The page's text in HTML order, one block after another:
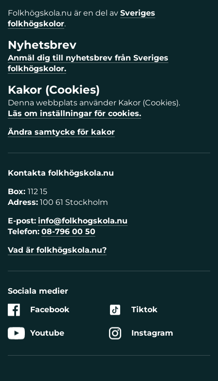
Folkhögskola.nu är en del av Sveriges
folkhögskolor.
Nyhetsbrev
Anmäl dig till nyhetsbrev från Sveriges
folkhögskolor.
Kakor (Cookies)
Denna webbplats använder Kakor (Cookies).
Läs om inställningar för cookies.
Ändra samtycke för kakor
Kontakta folkhögskola.nu
Box: 112 15
Adress: 100 61 Stockholm
E-post: info@folkhogskola.nu
Telefon: 08-796 00 50
Vad är folkhögskola.nu?
Sociala medier
Facebook
Youtube
Tiktok
Instagram